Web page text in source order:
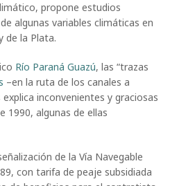
propone estudios
algunas variables climáticas en
de la Plata.
Río Paraná Guazú, las “trazas
–en la ruta de los canales a
explica inconvenientes y graciosas
1990, algunas de ellas
de la Vía Navegable
con tarifa de peaje subsidiada